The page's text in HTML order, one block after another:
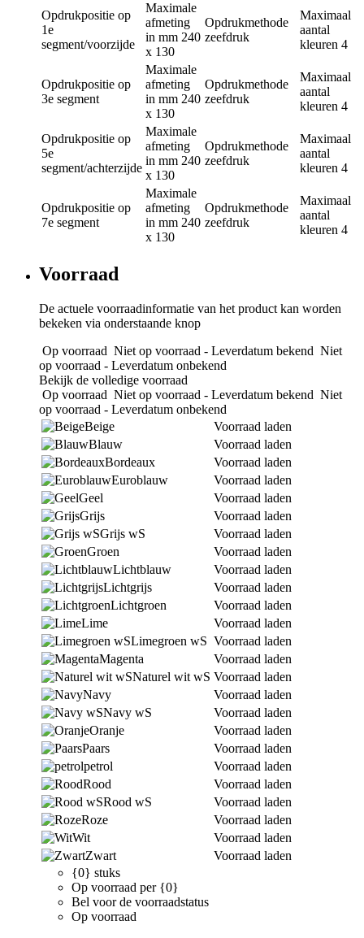
Opdrukpositie op
1e
segment/voorzijde
Maximale
afmeting
in mm 240
x 130
Opdrukmethode
zeefdruk
Maximaal
aantal
kleuren 4
Opdrukpositie op
3e segment
Maximale
afmeting
in mm 240
x 130
Opdrukmethode
zeefdruk
Maximaal
aantal
kleuren 4
Opdrukpositie op
5e
segment/achterzijde
Maximale
afmeting
in mm 240
x 130
Opdrukmethode
zeefdruk
Maximaal
aantal
kleuren 4
Opdrukpositie op
7e segment
Maximale
afmeting
in mm 240
x 130
Opdrukmethode
zeefdruk
Maximaal
aantal
kleuren 4
Voorraad
De actuele voorraadinformatie van het product kan worden
bekeken via onderstaande knop
Op voorraad Niet op voorraad - Leverdatum bekend Niet
op voorraad - Leverdatum onbekend
Bekijk de volledige voorraad
Op voorraad Niet op voorraad - Leverdatum bekend Niet
op voorraad - Leverdatum onbekend
Beige
Voorraad laden
Blauw
Voorraad laden
Bordeaux
Voorraad laden
Euroblauw
Voorraad laden
Geel
Voorraad laden
Grijs
Voorraad laden
Grijs wS
Voorraad laden
Groen
Voorraad laden
Lichtblauw
Voorraad laden
Lichtgrijs
Voorraad laden
Lichtgroen
Voorraad laden
Lime
Voorraad laden
Limegroen wS Voorraad laden
Magenta
Voorraad laden
Naturel wit wS Voorraad laden
Navy
Voorraad laden
Navy wS
Voorraad laden
Oranje
Voorraad laden
Paars
Voorraad laden
petrol
Voorraad laden
Rood
Voorraad laden
Rood wS
Voorraad laden
Roze
Voorraad laden
Wit
Voorraad laden
Zwart
Voorraad laden
{0} stuks
Op voorraad per {0}
Bel voor de voorraadstatus
Op voorraad